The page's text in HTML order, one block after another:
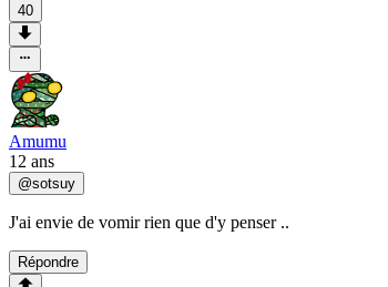
40
Amumu
12 ans
@sotsuy
J'ai envie de vomir rien que d'y penser ..
Répondre